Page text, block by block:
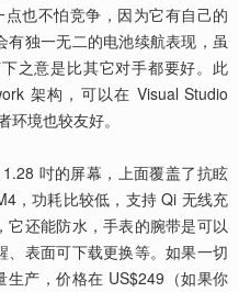
也不怕竞争，因为它有自己的
独一无二的电池续航表现，虽
之意是比其它对手都要好。此
架构，可以在 Visual Studio
境也较友好。
吋的屏幕，上面覆盖了抗眩
，功耗比较低，支持 Qi 无线充
它还能防水，手表的腕带是可以
表面可下载更换等。如果一切
产，价格在 US$249（如果你